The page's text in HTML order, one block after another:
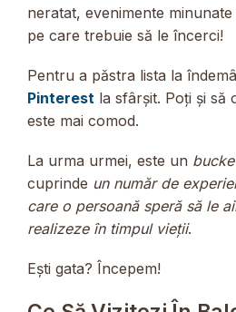
neratat, evenimente
pe care trebuie să le încerci!
Pentru a păstra lista la
Pinterest la sfârșit. Poți și să
este mai comod.
La urma urmei, este un
cuprinde un număr de
care o persoană speră să le
realizeze în timpul vieții.
Ești gata? Începem!